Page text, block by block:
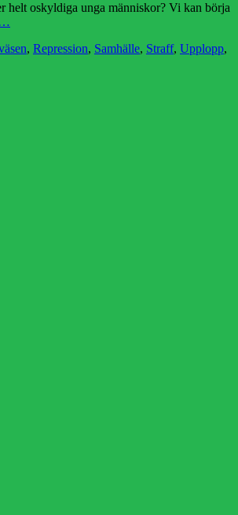
helt oskyldiga unga människor? Vi kan börja
…
, Repression, Samhälle, Straff, Upplopp,